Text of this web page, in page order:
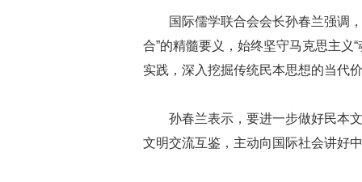
国际儒学联合会会长孙春兰强调
合”的精髓要义，始终坚守马克思主义
实践，深入挖掘传统民本思想的当代
孙春兰表示，要进一步做好民本
文明交流互鉴，主动向国际社会讲好